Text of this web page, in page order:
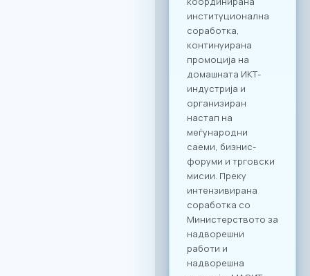
Matchmaking
Учеството на
„Digital Bridge &
Business ICT Forum
2026“ нуди
стратешка можност
за македонските
компании да
остварат директен
контакт со повеќе
од 20 реномирани
грчки ИКТ компании
кои доаѓаат во
Скопје со цел
воспоставување
конкретна деловна
соработка.
конципиран да